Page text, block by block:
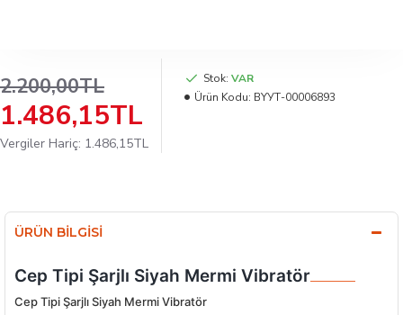
1.486,15TL
2.200,00TL
Vergiler Hariç: 1.486,15TL
Stok: VAR
Ürün Kodu: BYУТ-00006893
ÜRÜN BILGISI
Cep Tipi Şarjlı Siyah Mermi Vibratör
Cep Tipi Şarjlı Siyah Mermi Vibratör